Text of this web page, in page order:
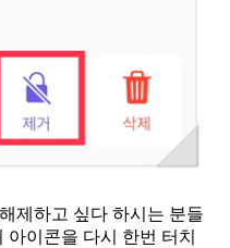
제하고 싶다 하시는 분들
이콘을 다시 한번 터치